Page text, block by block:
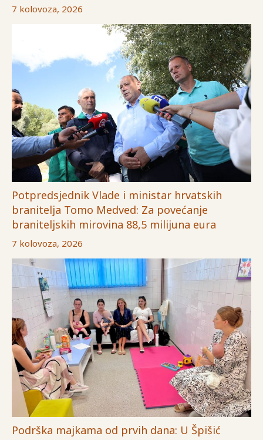
7 kolovoza, 2026
Potpredsjednik Vlade i ministar hrvatskih
branitelja Tomo Medved: Za povećanje
braniteljskih mirovina 88,5 milijuna eura
7 kolovoza, 2026
Podrška majkama od prvih dana: U Špišić